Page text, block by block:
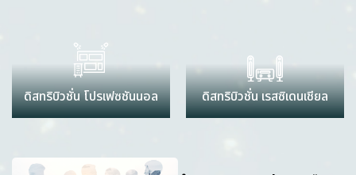
ดิสทริบิวชั่น โปรเฟซชันนอล ดิสทริบิวชั่น เรสซิเดนเชียล